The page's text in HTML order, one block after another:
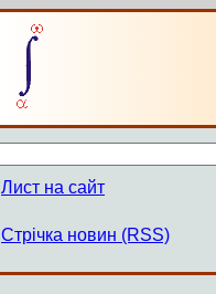
Лист на сайт
Стрічка новин (RSS)